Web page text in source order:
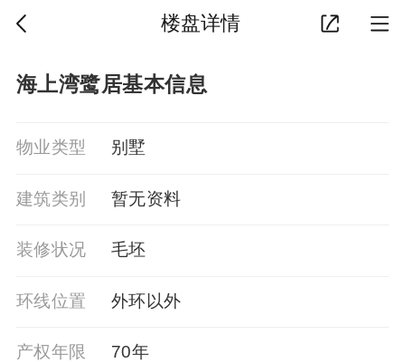
楼盘详情
海上湾鹭居基本信息
物业类型 别墅
建筑类别 暂⽆资料
装修状况 毛坯
环线位置 外环以外
产权年限 70年